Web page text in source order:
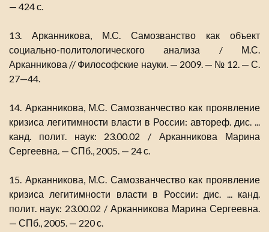
— 424 с.
13. Арканникова, М.С. Самозванство как объект
социально-политологического анализа / М.С.
Арканникова // Философские науки. — 2009. — № 12. — С.
27—44.
14. Арканникова, М.С. Самозванчество как проявление
кризиса легитимности власти в России: автореф. дис. ...
канд. полит. наук: 23.00.02 / Арканникова Марина
Сергеевна. — СПб., 2005. — 24 с.
15. Арканникова, М.С. Самозванчество как проявление
кризиса легитимности власти в России: дис. ... канд.
полит. наук: 23.00.02 / Арканникова Марина Сергеевна.
— СПб., 2005. — 220 с.